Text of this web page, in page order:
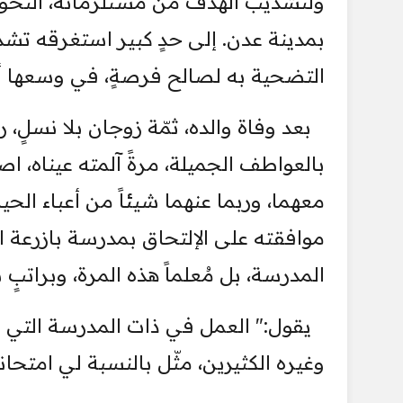
بمدينة عدن. إلى حدٍ كبير استغرقه
التضحية به لصالح فرصةٍ، في
بعد وفاة والده، ثمّة زوجان بلا نسلٍ،
بالعواطف الجميلة، مرةً آلمته عيناه،
معهما، وربما عنهما شيئاً من أعباء
موافقته على الإلتحاق بمدرسة بازرعة
المدرسة، بل مُعلماً هذه المرة، وبراتبٍ
يقول:" العمل في ذات المدرسة التي
وغيره الكثيرين، مثّل بالنسبة لي